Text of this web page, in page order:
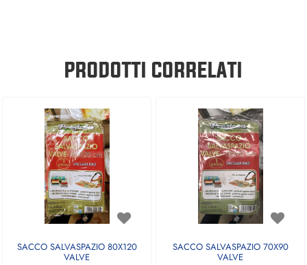
PRODOTTI CORRELATI
SACCO SALVASPAZIO 80X120
VALVE
SACCO SALVASPAZIO 70X90
VALVE